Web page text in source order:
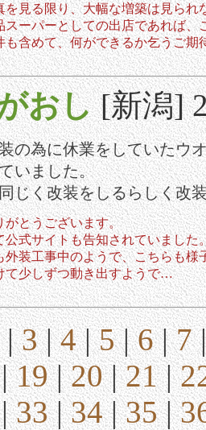
を見る限り、大幅な増築は見られ
スーパーとしての出店であれば、
も含めて、何ができるか乞うご
おし [新潟]
の為に休業をしていたウ
いました。
じく改装をしるらしく改
がとうございます。
公式サイトも告知されていました
外装工事中のようで、こちらも様
て少しずつ動き出すようで…
|3|4|5|6|7
19|20|21|
33|34|35|